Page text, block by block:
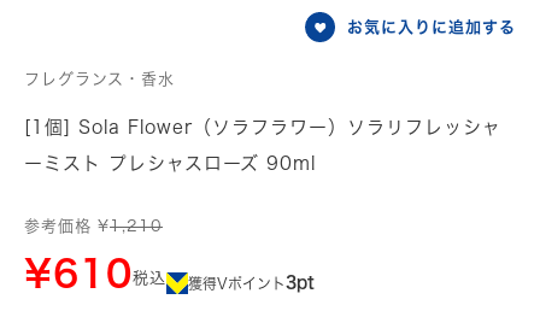
お気に入りに追加する
フレグランス・香水
[1個] Sola Flower（ソラフラワー）ソラリフレッシャ
ーミスト プレシャスローズ 90ml
参考価格 ¥1,210
¥610税込 獲得Vポイント3pt